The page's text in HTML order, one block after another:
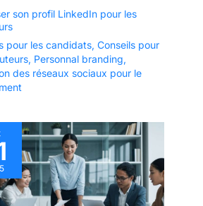
son profil LinkedIn pour les
pour les candidats, Conseils pour
, Personnal branding,
des réseaux sociaux pour le